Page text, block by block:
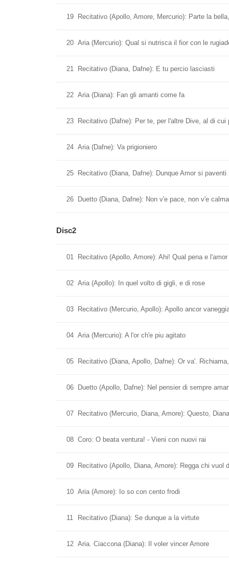
19 Recitativo (Apollo, Amore, Mercurio): Parte la
20 Aria (Mercurio): Qual si nutrisca il fior con le
21 Recitativo (Diana, Dafne): E tu percio lasciasti
22 Aria (Diana): Fan gli amanti come fa
23 Recitativo (Dafne): Per te, per l'altre Dive, al di cui
24 Aria (Dafne): Va prigioniero
25 Recitativo (Diana, Dafne): Dunque Amor si paventi
26 Duetto (Diana, Dafne): Non v'e pace, non v'e calma
Disc2
01 Recitativo (Apollo, Amore): Ahi! Qual pena e
02 Aria (Apollo): In quel volto di gigli, e di rose
03 Recitativo (Mercurio, Apollo): Apollo ancor
04 Aria (Mercurio): A l'or ch'e piu agitato
05 Recitativo (Diana, Apollo, Dafne): Or va'.
06 Duetto (Apollo, Dafne): Nel pensier di sempre
07 Recitativo (Mercurio, Diana, Amore): Questo,
08 Coro: O beata ventura! - Vieni con nuovi rai
09 Recitativo (Apollo, Diana, Amore): Regga chi vuol
10 Aria (Amore): Io so con cento frodi
11 Recitativo (Diana): Se dunque a la virtute
12 Aria. Ciaccona (Diana): Il voler vincer Amore